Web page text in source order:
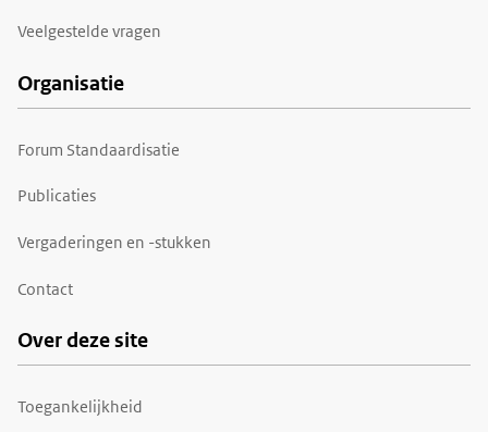
Veelgestelde vragen
Organisatie
Forum Standaardisatie
Publicaties
Vergaderingen en -stukken
Contact
Over deze site
Toegankelijkheid